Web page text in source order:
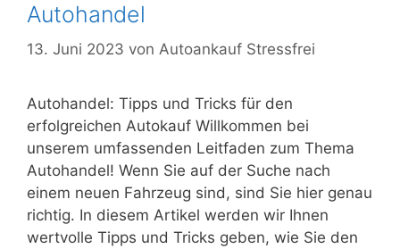
Autohandel
13. Juni 2023 von Autoankauf Stressfrei
Autohandel: Tipps und Tricks für den
erfolgreichen Autokauf Willkommen bei
unserem umfassenden Leitfaden zum Thema
Autohandel! Wenn Sie auf der Suche nach
einem neuen Fahrzeug sind, sind Sie hier genau
richtig. In diesem Artikel werden wir Ihnen
wertvolle Tipps und Tricks geben, wie Sie den